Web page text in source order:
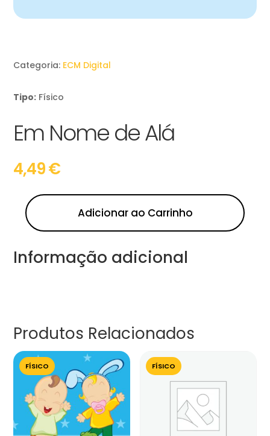
Categoria: ECM Digital
Tipo: Físico
Em Nome de Alá
4,49€
Adicionar ao Carrinho
Informação adicional
Produtos Relacionados
FÍSICO FÍSICO